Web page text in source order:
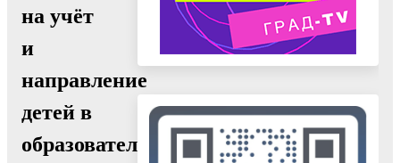
на учёт
и
направление
детей в
образовательные